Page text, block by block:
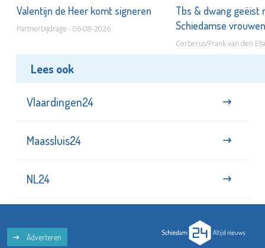
Valentijn de Heer komt signeren
Partnerbijdrage - 06-08-2026
Tbs & dwang geëist
Schiedamse
Cerberus/Frank van den
Lees ook
Vlaardingen24
Maassluis24
NL24
Adverteren